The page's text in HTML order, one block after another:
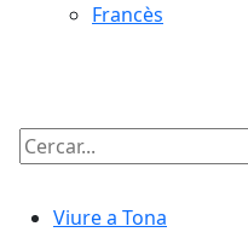
Francès
Cercar:
Viure a Tona